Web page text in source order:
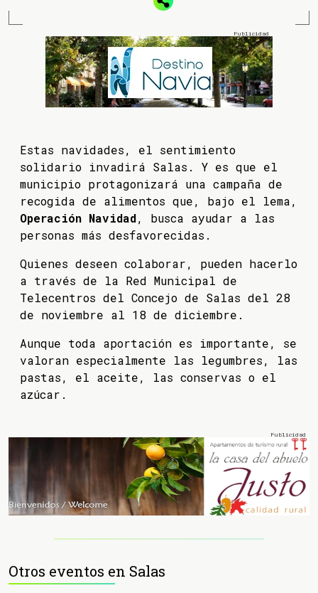
Estas navidades, el sentimiento
solidario invadirá Salas. Y es que el
municipio protagonizará una campaña de
recogida de alimentos que, bajo el lema,
Operación Navidad, busca ayudar a las
personas más desfavorecidas.
Quienes deseen colaborar, pueden hacerlo
a través de la Red Municipal de
Telecentros del Concejo de Salas del 28
de noviembre al 18 de diciembre.
Aunque toda aportación es importante, se
valoran especialmente las legumbres, las
pastas, el aceite, las conservas o el
azúcar.
Otros eventos en Salas